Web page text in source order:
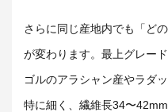
さらに同じ産地内でも「ど
が変わります。最上グレー
ゴルのアラシャン産やラダ
特に細く、繊維長34〜